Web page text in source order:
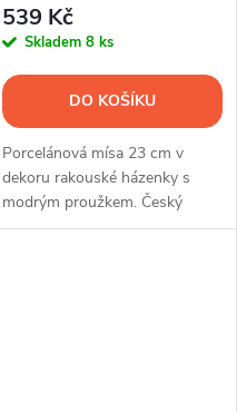
539 Kč
Skladem 8 ks
DO KOŠÍKU
Porcelánová mísa 23 cm v
dekoru rakouské házenky s
modrým proužkem. Český
porcelán Dubí vhodný na